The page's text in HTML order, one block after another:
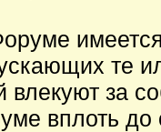
те
влекуют за
вплоть